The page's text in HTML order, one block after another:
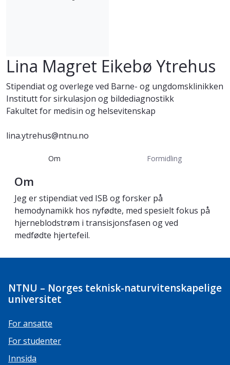
Lina Magret Eikebø Ytrehus
Stipendiat og overlege ved Barne- og ungdomsklinikken
Institutt for sirkulasjon og bildediagnostikk
Fakultet for medisin og helsevitenskap
lina.ytrehus@ntnu.no
Om Formidling
Om
Jeg er stipendiat ved ISB og forsker på
hemodynamikk hos nyfødte, med spesielt fokus på
hjerneblodstrøm i transisjonsfasen og ved
medfødte hjertefeil.
NTNU – Norges teknisk-naturvitenskapelige
universitet
For ansatte
For studenter
Innsida